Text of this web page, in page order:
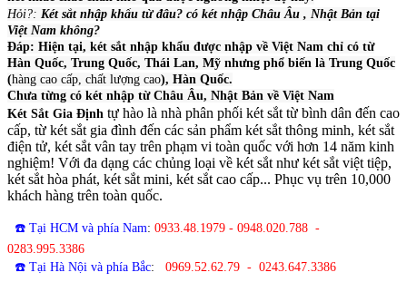
Hỏi?: Két sắt nhập khẩu từ đâu? có két nhập Châu Âu , Nhật Bản tại
Việt Nam không?
Đáp: Hiện tại, két sắt nhập khẩu được nhập về Việt Nam chỉ có từ
Hàn Quốc, Trung Quốc, Thái Lan, Mỹ nhưng phổ biến là Trung Quốc
(hàng cao cấp, chất lượng cao), Hàn Quốc.
Chưa từng có két nhập từ Châu Âu, Nhật Bản về Việt Nam
Két Sắt Gia Định tự hào là nhà phân phối két sắt từ bình dân đến cao
cấp, từ két sắt gia đình đến các sản phẩm két sắt thông minh, két sắt
điện tử, két sắt vân tay trên phạm vi toàn quốc với hơn 14 năm kinh
nghiệm! Với đa dạng các chủng loại về két sắt như két sắt việt tiệp,
két sắt hòa phát, két sắt mini, két sắt cao cấp... Phục vụ trên 10,000
khách hàng trên toàn quốc.
☎️ Tại HCM và phía Nam: 0933.48.1979 - 0948.020.788 -
0283.995.3386
☎️ Tại Hà Nội và phía Bắc: 0969.52.62.79 - 0243.647.3386